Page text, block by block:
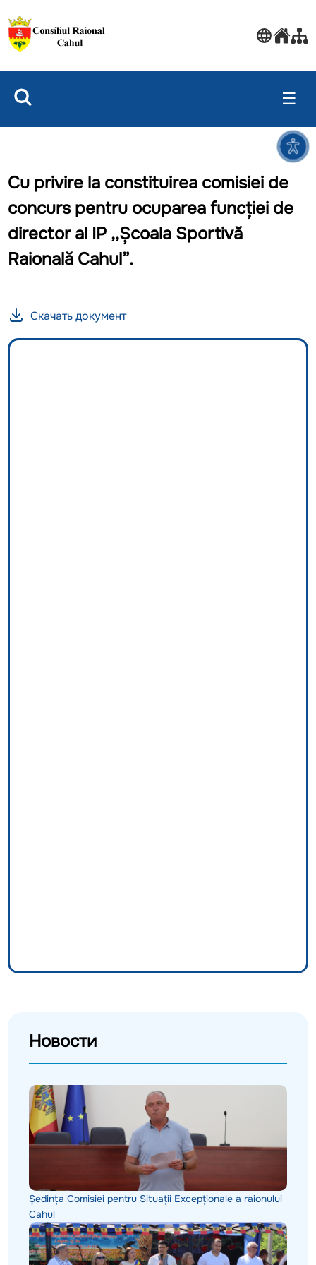
☰
Cu privire la constituirea comisiei de
concurs pentru ocuparea funcției de
director al IP ,,Școala Sportivă
Raională Cahul”.
Скачать документ
Новости
Ședința Comisiei pentru Situații Excepționale a raionului
Cahul